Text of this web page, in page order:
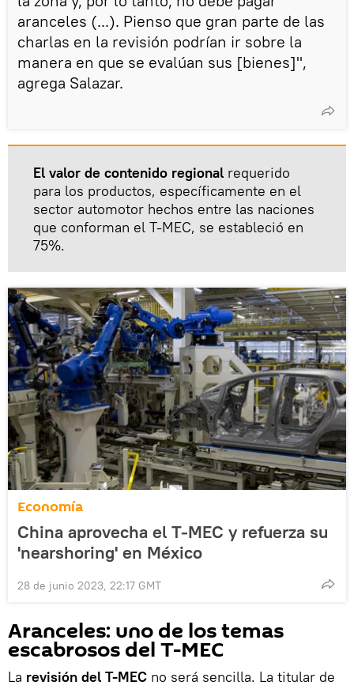
aranceles (...). Pienso que gran parte de las
charlas en la revisión podrían ir sobre la
manera en que se evalúan sus [bienes]",
agrega Salazar.
El valor de contenido regional requerido
para los productos, específicamente en el
sector automotor hechos entre las naciones
que conforman el T-MEC, se estableció en
75%.
Economía
China aprovecha el T-MEC y refuerza su
'nearshoring' en México
28 de junio 2023, 22:17 GMT
Aranceles: uno de los temas
escabrosos del T-MEC
La revisión del T-MEC no será sencilla. La titular de